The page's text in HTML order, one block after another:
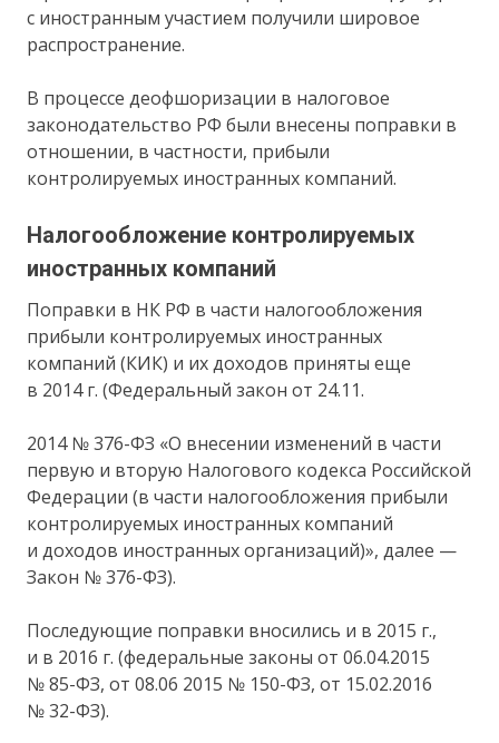
с иностранным участием получили шировое
распространение.
В процессе деофшоризации в налоговое
законодательство РФ были внесены поправки в
отношении, в частности, прибыли
контролируемых иностранных компаний.
Налогообложение контролируемых
иностранных компаний
Поправки в НК РФ в части налогообложения
прибыли контролируемых иностранных
компаний (КИК) и их доходов приняты еще
в 2014 г. (Федеральный закон от 24.11.
2014 № 376-ФЗ «О внесении изменений в части
первую и вторую Налогового кодекса Российской
Федерации (в части налогообложения прибыли
контролируемых иностранных компаний
и доходов иностранных организаций)», далее —
Закон № 376-ФЗ).
Последующие поправки вносились и в 2015 г.,
и в 2016 г. (федеральные законы от 06.04.2015
№ 85-ФЗ, от 08.06 2015 № 150-ФЗ, от 15.02.2016
№ 32-ФЗ).